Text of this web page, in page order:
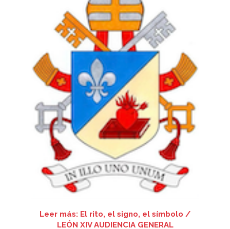
Leer más: El rito, el signo, el símbolo /
LEÓN XIV AUDIENCIA GENERAL